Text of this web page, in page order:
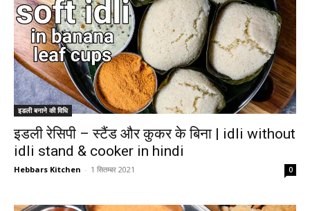
इडली बनाने की विधि
इडली रेसिपी – स्टैंड और कुकर के बिना | idli without
idli stand & cooker in hindi
Hebbars Kitchen - 1 सितम्बर 2021 0